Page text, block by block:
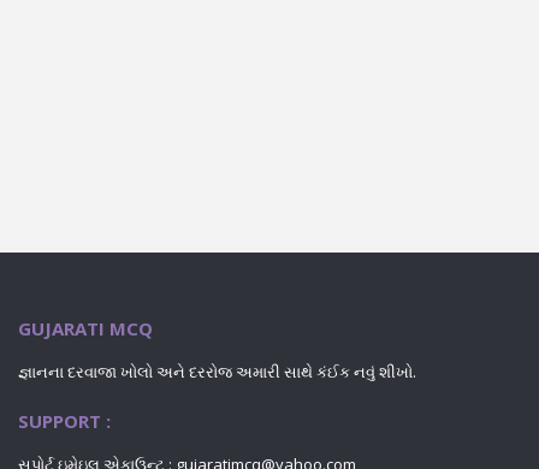
GUJARATI MCQ
જ્ઞાનના દરવાજા ખોલો અને દરરોજ અમારી સાથે કંઈક નવું શીખો.
SUPPORT :
સપોર્ટ ઇમેઇલ એકાઉન્ટ : gujaratimcq@yahoo.com